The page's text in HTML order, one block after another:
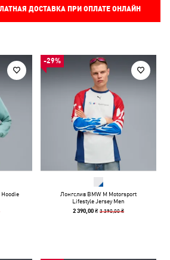
ДОСТАВКА ПРИ ОПЛАТЕ ОНЛАЙН
-29%
Лонгслив BMW M Motorsport
Lifestyle Jersey Men
2 390,00 ₴3 390,00 ₴